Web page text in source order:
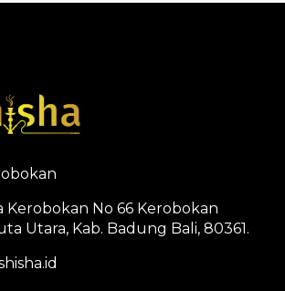
Kerobokan No 66 Kerobokan
Utara, Kab. Badung Bali, 80361.